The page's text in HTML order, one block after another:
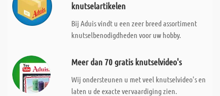
knutselartikelen
Bij Aduis vindt u een zeer breed assortiment
knutselbenodigdheden voor uw hobby.
Meer dan 70 gratis knutselvideo's
Wij ondersteunen u met veel knutselvideo's en
laten u de exacte vervaardiging zien.